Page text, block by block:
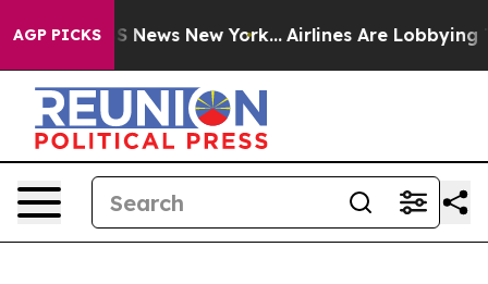
AGP PICKS
CBS News New York... Airlines Are Lobbying To